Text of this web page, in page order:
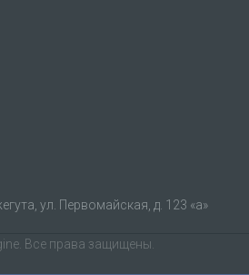
ул. Первомайская, д. 123 «а»
. Все права защищены.